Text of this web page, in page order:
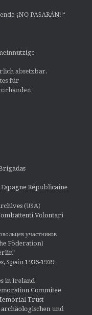
¡NO PASARÁN!“
absetzbar.
für
Espagne Républicaine
(USA)
Volontari
участников
Föderation)
Spain 1936-1939
in Ireland
Commitee
Trust
und